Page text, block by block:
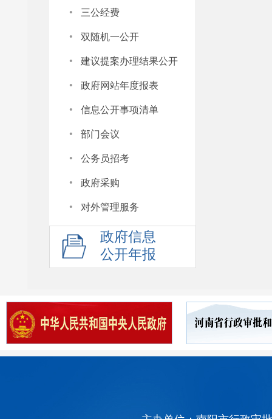
· 三公经费
· 双随机一公开
· 建议提案办理结果公开
· 政府网站年度报表
· 信息公开事项清单
· 部门会议
· 公务员招考
· 政府采购
· 对外管理服务
政府信息
公开年报